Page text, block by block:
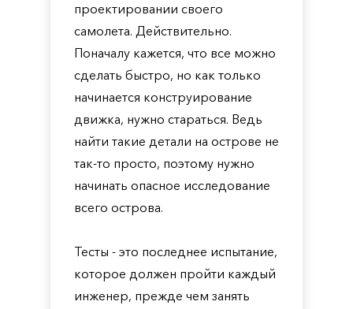
проектировании своего
самолета. Действительно.
Поначалу кажется, что все можно
сделать быстро, но как только
начинается конструирование
движка, нужно стараться. Ведь
найти такие детали на острове не
так-то просто, поэтому нужно
начинать опасное исследование
всего острова.
Тесты - это последнее испытание,
которое должен пройти каждый
инженер, прежде чем занять